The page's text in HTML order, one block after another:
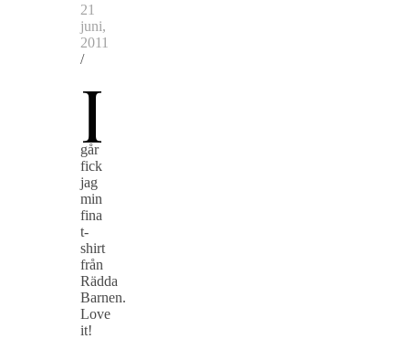
21
juni,
2011
/
I
går
fick
jag
min
fina
t-
shirt
från
Rädda
Barnen.
Love
it!